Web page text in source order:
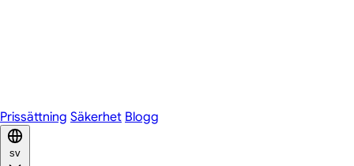
Prissättning Säkerhet Blogg
sv